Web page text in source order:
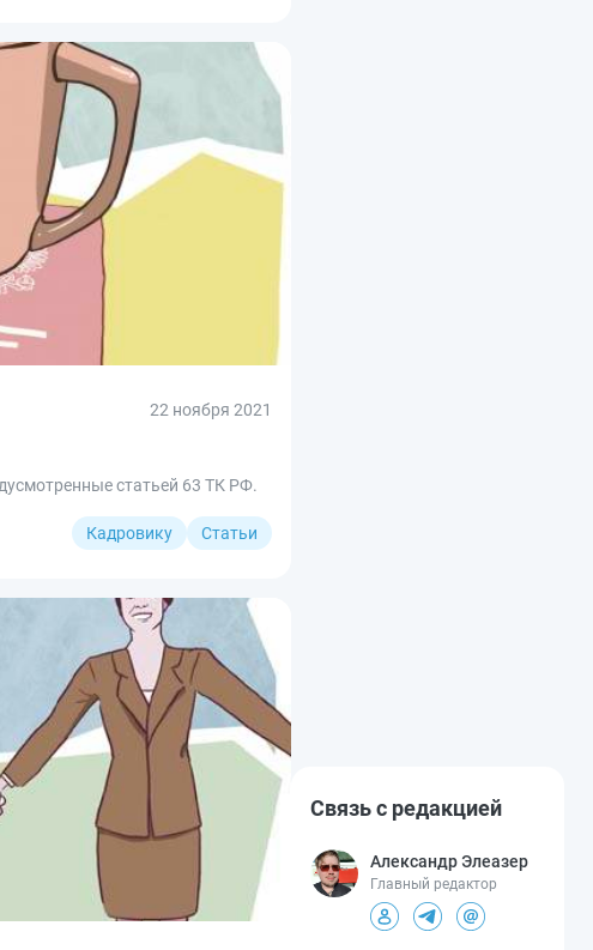
22 ноября 2021
статьей 63 ТК РФ.
Кадровику Статьи
Связь с редакцией
Александр Элеазер
Главный редактор